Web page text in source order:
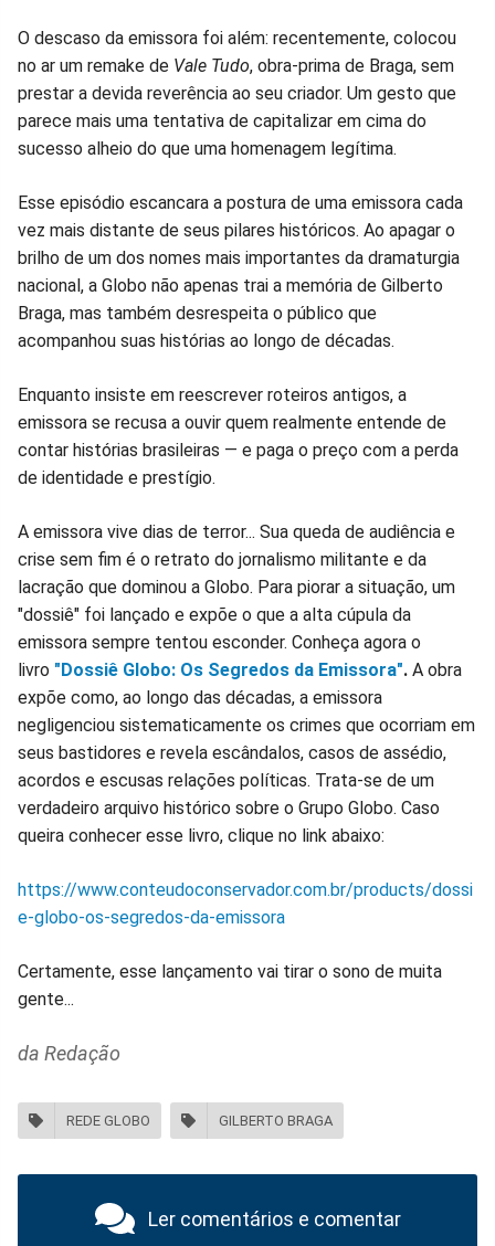
O descaso da emissora foi além: recentemente, colocou
no ar um remake de Vale Tudo, obra-prima de Braga, sem
prestar a devida reverência ao seu criador. Um gesto que
parece mais uma tentativa de capitalizar em cima do
sucesso alheio do que uma homenagem legítima.
Esse episódio escancara a postura de uma emissora cada
vez mais distante de seus pilares históricos. Ao apagar o
brilho de um dos nomes mais importantes da dramaturgia
nacional, a Globo não apenas trai a memória de Gilberto
Braga, mas também desrespeita o público que
acompanhou suas histórias ao longo de décadas.
Enquanto insiste em reescrever roteiros antigos, a
emissora se recusa a ouvir quem realmente entende de
contar histórias brasileiras — e paga o preço com a perda
de identidade e prestígio.
A emissora vive dias de terror... Sua queda de audiência e
crise sem fim é o retrato do jornalismo militante e da
lacração que dominou a Globo. Para piorar a situação, um
"dossiê" foi lançado e expõe o que a alta cúpula da
emissora sempre tentou esconder. Conheça agora o
livro "Dossiê Globo: Os Segredos da Emissora". A obra
expõe como, ao longo das décadas, a emissora
negligenciou sistematicamente os crimes que ocorriam em
seus bastidores e revela escândalos, casos de assédio,
acordos e escusas relações políticas. Trata-se de um
verdadeiro arquivo histórico sobre o Grupo Globo. Caso
queira conhecer esse livro, clique no link abaixo:
https://www.conteudoconservador.com.br/products/dossi
e-globo-os-segredos-da-emissora
Certamente, esse lançamento vai tirar o sono de muita
gente...
da Redação
REDE GLOBO GILBERTO BRAGA
Ler comentários e comentar